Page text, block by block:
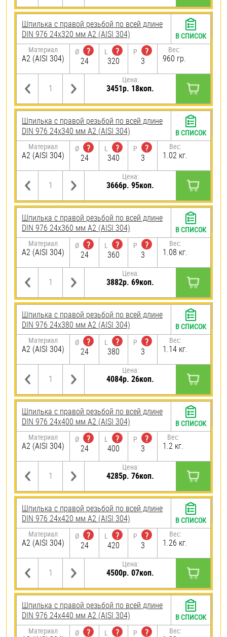
Шпилька с правой резьбой по всей длине
DIN 976 24х320 мм А2 (AISI 304)
Материал
А2 (AISI 304)
Ø
?
24
L
?
320
P
?
3
Вес:
960 гр.
Цена:
3451р. 18коп.
В СПИСОК
Шпилька с правой резьбой по всей длине
DIN 976 24х340 мм А2 (AISI 304)
Материал
А2 (AISI 304)
Ø
?
24
L
?
340
P
?
3
Вес:
1.02 кг.
Цена:
3666р. 95коп.
В СПИСОК
Шпилька с правой резьбой по всей длине
DIN 976 24х360 мм А2 (AISI 304)
Материал
А2 (AISI 304)
Ø
?
24
L
?
360
P
?
3
Вес:
1.08 кг.
Цена:
3882р. 69коп.
В СПИСОК
Шпилька с правой резьбой по всей длине
DIN 976 24х380 мм А2 (AISI 304)
Материал
А2 (AISI 304)
Ø
?
24
L
?
380
P
?
3
Вес:
1.14 кг.
Цена:
4084р. 26коп.
В СПИСОК
Шпилька с правой резьбой по всей длине
DIN 976 24х400 мм А2 (AISI 304)
Материал
А2 (AISI 304)
Ø
?
24
L
?
400
P
?
3
Вес:
1.2 кг.
Цена:
4285р. 76коп.
В СПИСОК
Шпилька с правой резьбой по всей длине
DIN 976 24х420 мм А2 (AISI 304)
Материал
А2 (AISI 304)
Ø
?
24
L
?
420
P
?
3
Вес:
1.26 кг.
Цена:
4500р. 07коп.
В СПИСОК
Шпилька с правой резьбой по всей длине
DIN 976 24х440 мм А2 (AISI 304)
Материал Ø
?
L
?
P
?
Вес:
В СПИСОК